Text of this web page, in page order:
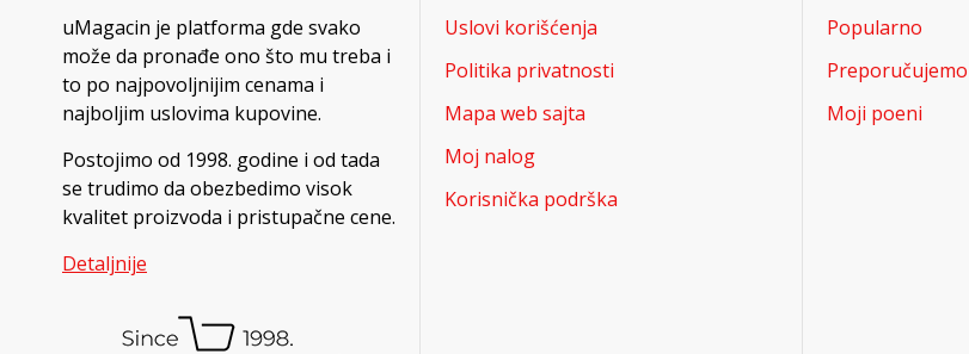
uMagacin je platforma gde svako
može da pronađe ono što mu treba i
to po najpovoljnijim cenama i
najboljim uslovima kupovine.
Postojimo od 1998. godine i od tada
se trudimo da obezbedimo visok
kvalitet proizvoda i pristupačne cene.
Detaljnije
Uslovi korišćenja
Politika privatnosti
Mapa web sajta
Moj nalog
Korisnička podrška
Popularno
Preporučujemo
Moji poeni